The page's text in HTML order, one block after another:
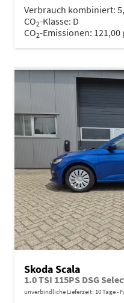
Verbrauch kombiniert:
CO2-Klasse: D
CO2-Emissionen: 121,00
Skoda Scala
unverbindliche Lieferzeit: 10 Tage